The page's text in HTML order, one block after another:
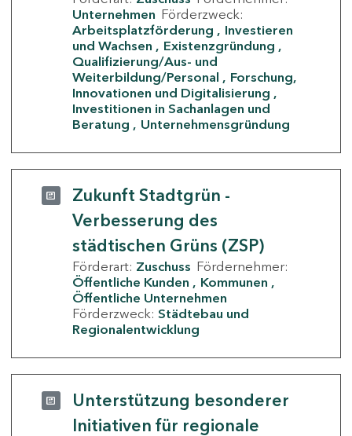
Unternehmen Förderzweck:
Arbeitsplatzförderung
Investieren
und Wachsen
Existenzgründung
Qualifizierung/Aus- und
Weiterbildung/Personal
Forschung,
Innovationen und Digitalisierung
Investitionen in Sachanlagen und
Beratung
Unternehmensgründung
Zukunft Stadtgrün -
Verbesserung des
städtischen Grüns (ZSP)
Förderart: Zuschuss Fördernehmer:
Öffentliche Kunden
Kommunen
Öffentliche Unternehmen
Förderzweck: Städtebau und
Regionalentwicklung
Unterstützung besonderer
Initiativen für regionale